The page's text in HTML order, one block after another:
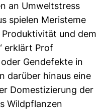
an Umweltstress
spielen Meristeme
und dem
erklärt Prof
Gendefekte in
darüber hinaus eine
Domestizierung der
Wildpflanzen